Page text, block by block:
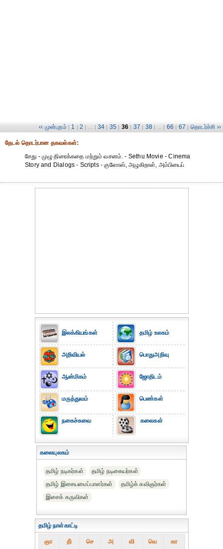
‹‹ முன்புறம் | 1 | 2 | ... | 34 | 35 | 36 | 37 | 38 | ... | 66 | 67 | தொடர்ச்சி ››
தேட‌ல் தொட‌ர்பான தகவ‌ல்க‌ள்:
சேது - முழு திரைக்கதை மற்றும் வசனம். - Sethu Movie - Cinema
Story and Dialogs - Scripts - குளோஸ், அழுகிறாள், அம்பியைப்
இலக்கியங்கள்
அறிவியல்
ஆன்மிகம்
மருத்துவம்
நகைச்சுவை
தமிழ் உலகம்
பொதுஅறிவு
ஜோதிடம்
பெண்கள்
கலைகள்
கலையுலகம்
தமிழ் நடிகர்கள்
தமிழ் நடிகையர்கள்
தமிழ் இசையமைப்பாளர்கள்
தமிழ்க் கவிஞர்கள்
இசைக் கருவிகள்
தமிழ் நாள்காட்டி
ஞா தி் செ அ வி வெ கா